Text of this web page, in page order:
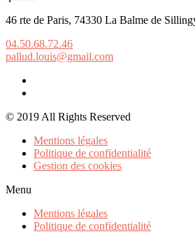
46 rte de Paris, 74330 La Balme de
04.50.68.72.46
pallud.louis@gmail.com
© 2019 All Rights Reserved
Mentions légales
Politique de confidentialité
Gestion des cookies
Menu
Mentions légales
Politique de confidentialité